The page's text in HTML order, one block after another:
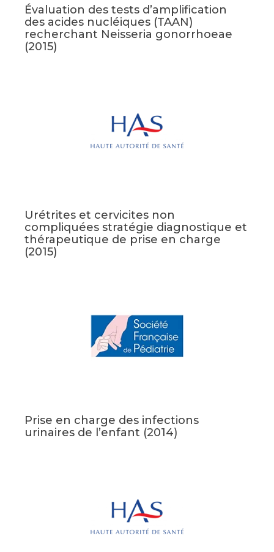
Évaluation des tests d’amplification
des acides nucléiques (TAAN)
recherchant Neisseria gonorrhoeae
(2015)
Urétrites et cervicites non
compliquées stratégie diagnostique et
thérapeutique de prise en charge
(2015)
Prise en charge des infections
urinaires de l’enfant (2014)